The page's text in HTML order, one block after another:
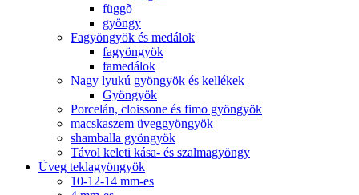
függõ
gyöngy
Fagyöngyök és medálok
fagyöngyök
famedálok
Nagy lyukú gyöngyök és kellékek
Gyöngyök
Porcelán, cloissone és fimo gyöngyök
macskaszem üveggyöngyök
shamballa gyöngyök
Távol keleti kása- és szalmagyöngy
Üveg teklagyöngyök
10-12-14 mm-es